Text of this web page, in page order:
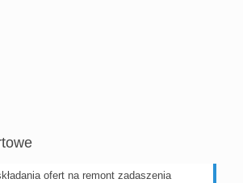
ofert na remont zadaszenia